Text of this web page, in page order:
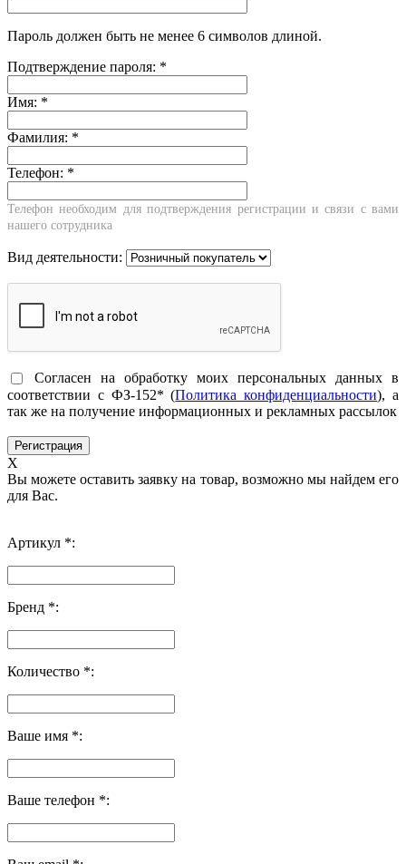
Пароль должен быть не менее 6 символов длиной.
Подтверждение пароля: *
Имя: *
Фамилия: *
Телефон: *
Телефон необходим для подтверждения регистрации и связи с вами
нашего сотрудника
Вид деятельности:
Согласен на обработку моих персональных данных в
соответствии с ФЗ-152* (Политика конфиденциальности), а
так же на получение информационных и рекламных рассылок
X
Вы можете оставить заявку на товар, возможно мы найдем его
для Вас.
Артикул *:
Бренд *:
Количество *:
Ваше имя *:
Ваше телефон *: